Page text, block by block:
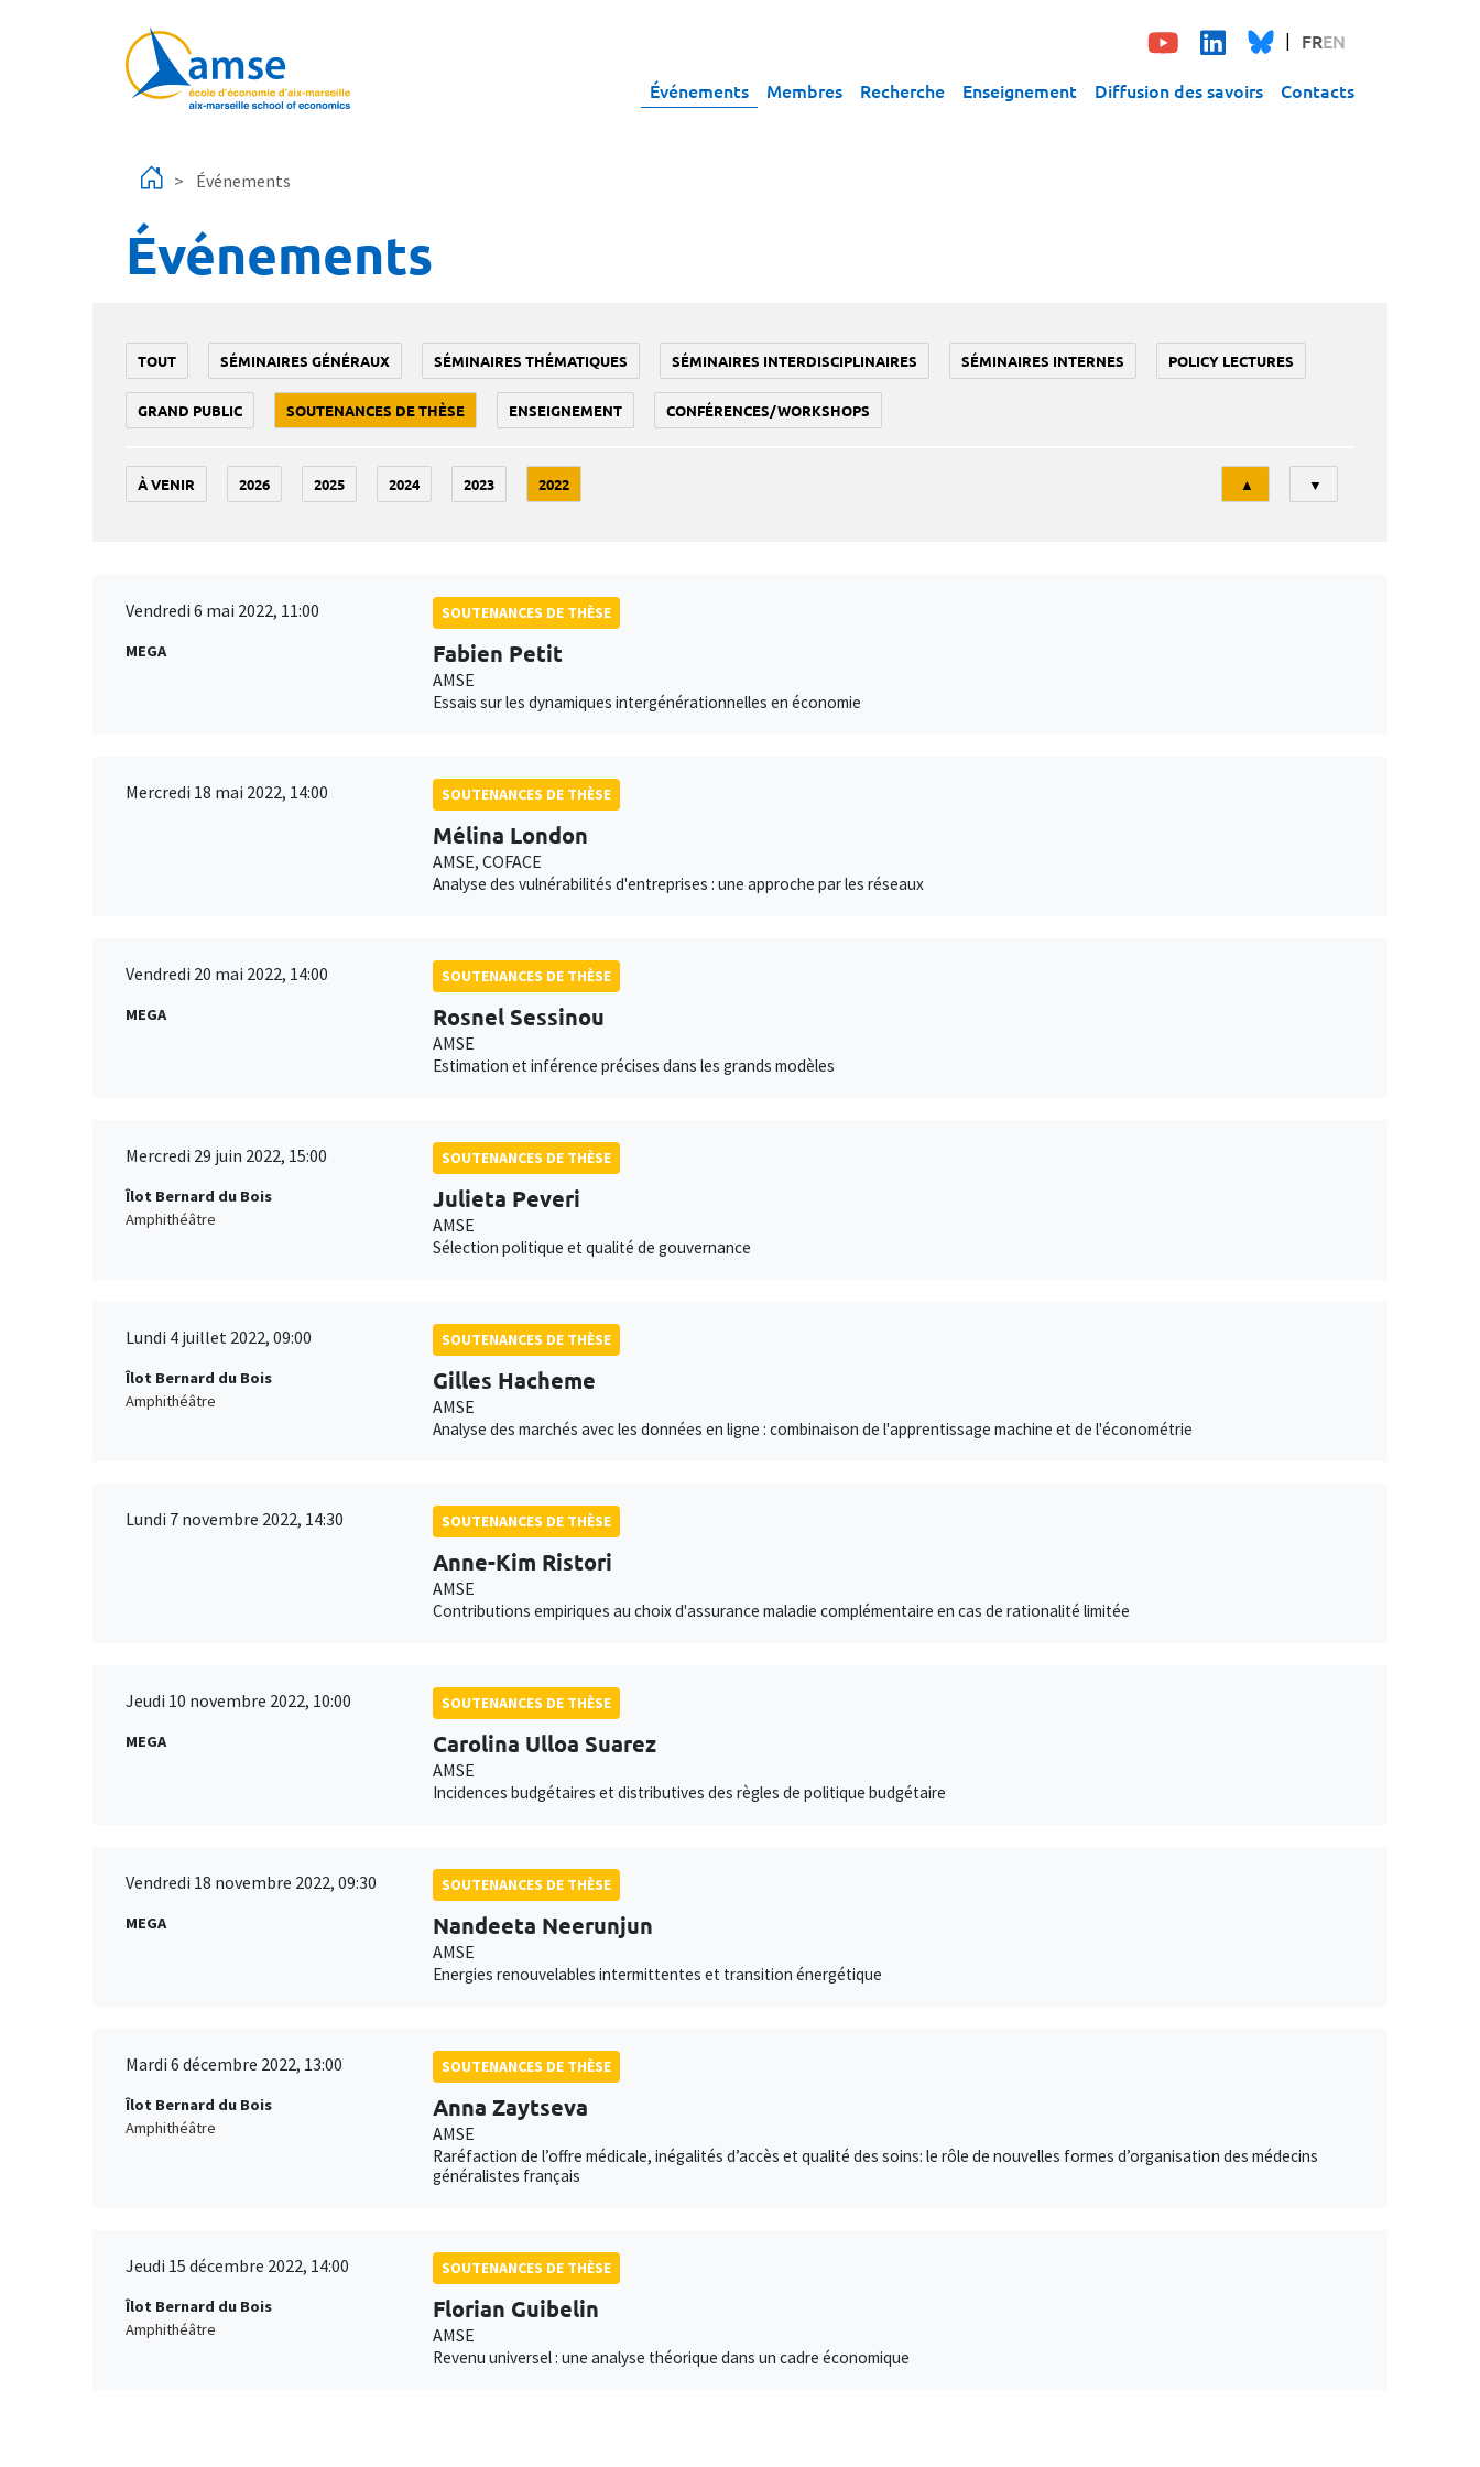
FREN
Événements Membres Recherche Enseignement Diffusion des savoirs Contacts
Événements
Événements
TOUT SÉMINAIRES GÉNÉRAUX SÉMINAIRES THÉMATIQUES SÉMINAIRES INTERDISCIPLINAIRES SÉMINAIRES INTERNES POLICY LECTURES
GRAND PUBLIC SOUTENANCES DE THÈSE ENSEIGNEMENT CONFÉRENCES/WORKSHOPS
À VENIR 2026 2025 2024 2023 2022
Tri
▲ ▼
Vendredi 6 mai 2022, 11:00
MEGA
SOUTENANCES DE THÈSE
Fabien Petit
AMSE
Essais sur les dynamiques intergénérationnelles en économie
Mercredi 18 mai 2022, 14:00 SOUTENANCES DE THÈSE
Mélina London
AMSE, COFACE
Analyse des vulnérabilités d'entreprises : une approche par les réseaux
Vendredi 20 mai 2022, 14:00
MEGA
SOUTENANCES DE THÈSE
Rosnel Sessinou
AMSE
Estimation et inférence précises dans les grands modèles
Mercredi 29 juin 2022, 15:00
Îlot Bernard du Bois
Amphithéâtre
SOUTENANCES DE THÈSE
Julieta Peveri
AMSE
Sélection politique et qualité de gouvernance
Lundi 4 juillet 2022, 09:00
Îlot Bernard du Bois
Amphithéâtre
SOUTENANCES DE THÈSE
Gilles Hacheme
AMSE
Analyse des marchés avec les données en ligne : combinaison de l'apprentissage machine et de l'économétrie
Lundi 7 novembre 2022, 14:30 SOUTENANCES DE THÈSE
Anne-Kim Ristori
AMSE
Contributions empiriques au choix d'assurance maladie complémentaire en cas de rationalité limitée
Jeudi 10 novembre 2022, 10:00
MEGA
SOUTENANCES DE THÈSE
Carolina Ulloa Suarez
AMSE
Incidences budgétaires et distributives des règles de politique budgétaire
Vendredi 18 novembre 2022, 09:30
MEGA
SOUTENANCES DE THÈSE
Nandeeta Neerunjun
AMSE
Energies renouvelables intermittentes et transition énergétique
Mardi 6 décembre 2022, 13:00
Îlot Bernard du Bois
Amphithéâtre
SOUTENANCES DE THÈSE
Anna Zaytseva
AMSE
Raréfaction de l’offre médicale, inégalités d’accès et qualité des soins: le rôle de nouvelles formes d’organisation des médecins
généralistes français
Jeudi 15 décembre 2022, 14:00
Îlot Bernard du Bois
Amphithéâtre
SOUTENANCES DE THÈSE
Florian Guibelin
AMSE
Revenu universel : une analyse théorique dans un cadre économique